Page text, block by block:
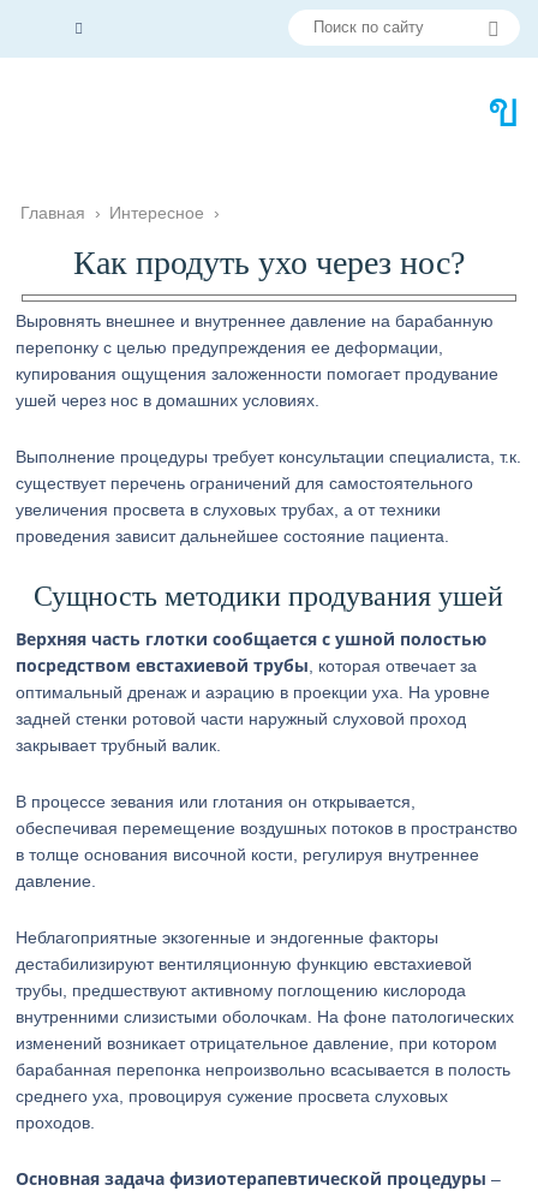
Главная › Интересное ›
Как продуть ухо через нос?
Выровнять внешнее и внутреннее давление на барабанную
перепонку с целью предупреждения ее деформации,
купирования ощущения заложенности помогает продувание
ушей через нос в домашних условиях.
Выполнение процедуры требует консультации специалиста, т.к.
существует перечень ограничений для самостоятельного
увеличения просвета в слуховых трубах, а от техники
проведения зависит дальнейшее состояние пациента.
Сущность методики продувания ушей
Верхняя часть глотки сообщается с ушной полостью
посредством евстахиевой трубы , которая отвечает за
оптимальный дренаж и аэрацию в проекции уха. На уровне
задней стенки ротовой части наружный слуховой проход
закрывает трубный валик.
В процессе зевания или глотания он открывается,
обеспечивая перемещение воздушных потоков в пространство
в толще основания височной кости, регулируя внутреннее
давление.
Неблагоприятные экзогенные и эндогенные факторы
дестабилизируют вентиляционную функцию евстахиевой
трубы, предшествуют активному поглощению кислорода
внутренними слизистыми оболочкам. На фоне патологических
изменений возникает отрицательное давление, при котором
барабанная перепонка непроизвольно всасывается в полость
среднего уха, провоцируя сужение просвета слуховых
проходов.
Основная задача физиотерапевтической процедуры –